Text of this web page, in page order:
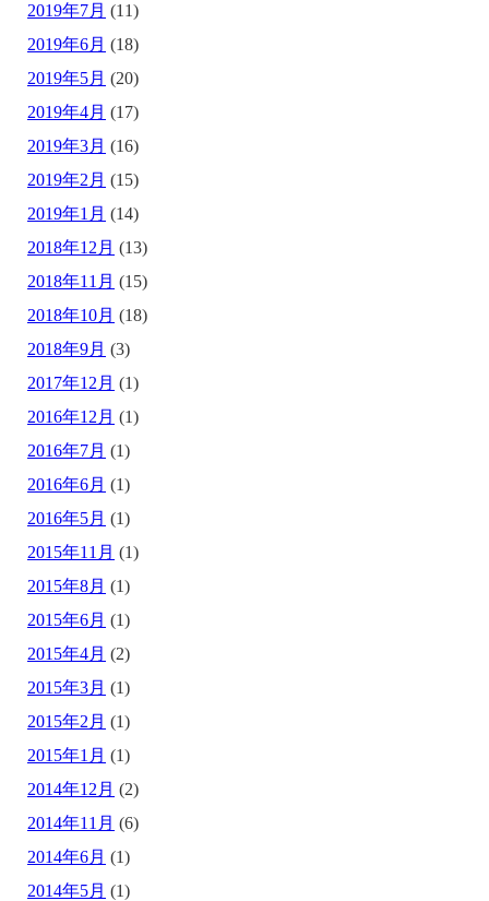
2019年7月 (11)
2019年6月 (18)
2019年5月 (20)
2019年4月 (17)
2019年3月 (16)
2019年2月 (15)
2019年1月 (14)
2018年12月 (13)
2018年11月 (15)
2018年10月 (18)
2018年9月 (3)
2017年12月 (1)
2016年12月 (1)
2016年7月 (1)
2016年6月 (1)
2016年5月 (1)
2015年11月 (1)
2015年8月 (1)
2015年6月 (1)
2015年4月 (2)
2015年3月 (1)
2015年2月 (1)
2015年1月 (1)
2014年12月 (2)
2014年11月 (6)
2014年6月 (1)
2014年5月 (1)